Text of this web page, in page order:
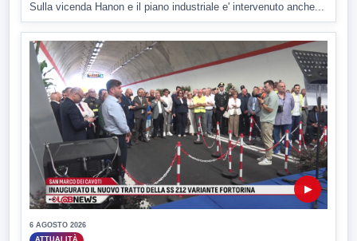
Sulla vicenda Hanon e il piano industriale e' intervenuto anche...
▶
6 AGOSTO 2026